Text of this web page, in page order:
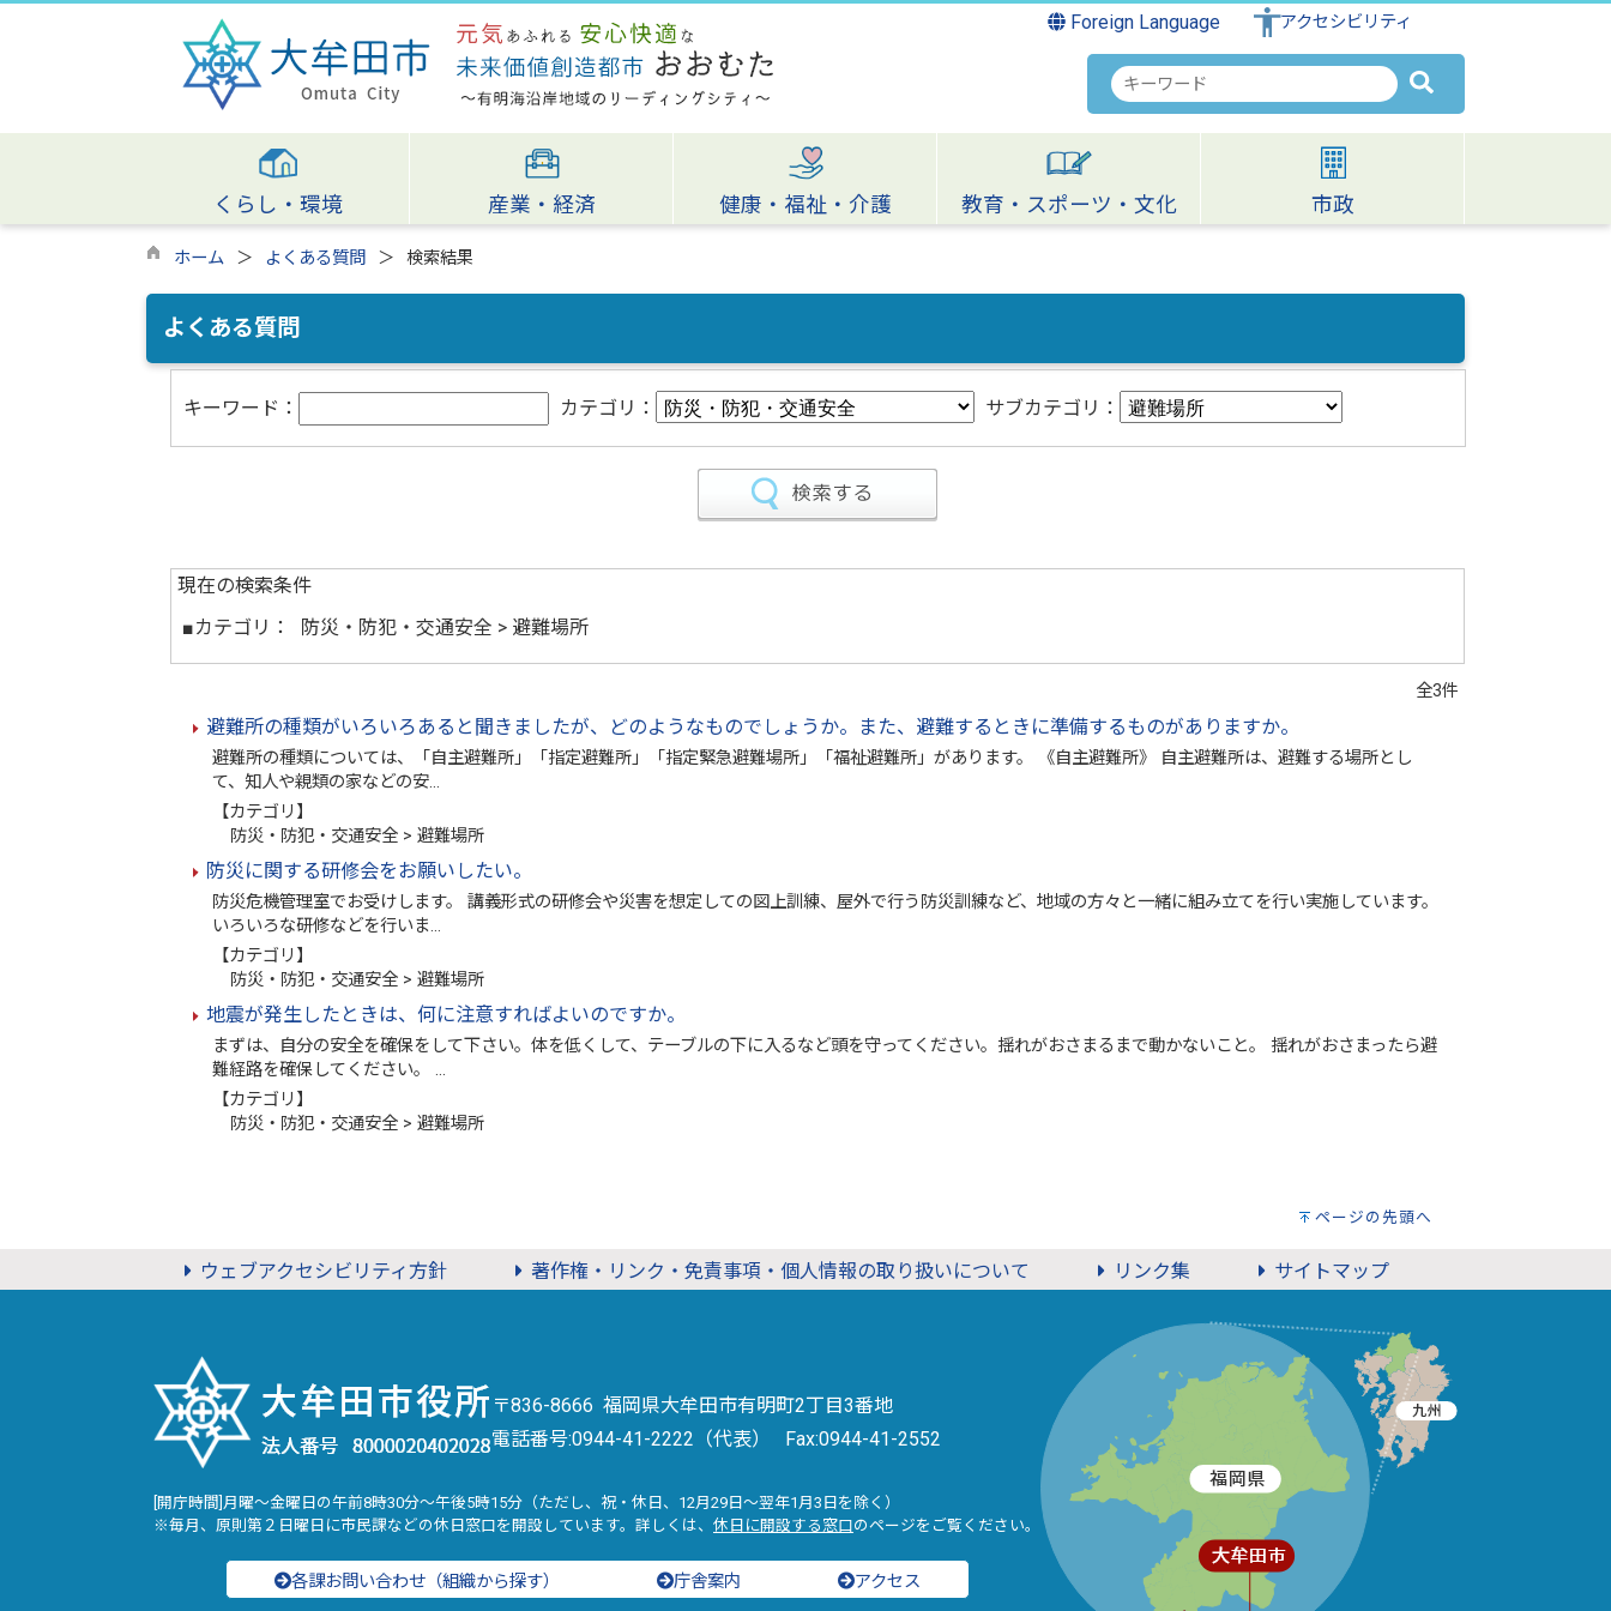
Foreign Language アクセシビリティ
検
索
キ
ワ
ー
くらし・環境 産業・経済 健康・福祉・介護 教育・スポーツ・文化 市政
ホーム よくある質問 検索結果
よくある質問
キーワード： カテゴリ： サブカテゴリ：
現在の検索条件
■カテゴリ：
防災・防犯・交通安全 > 避難場所
全3件
避難所の種類がいろいろあると聞きましたが、どのようなものでしょうか。また、避難するときに準備するものがありますか。
避難所の種類については、「自主避難所」「指定避難所」「指定緊急避難場所」「福祉避難所」があります。 《自主避難所》 自主避難所は、避難する場所とし
て、知人や親類の家などの安…
【カテゴリ】
防災・防犯・交通安全 > 避難場所
防災に関する研修会をお願いしたい。
防災危機管理室でお受けします。 講義形式の研修会や災害を想定しての図上訓練、屋外で行う防災訓練など、地域の方々と一緒に組み立てを行い実施しています。
いろいろな研修などを行いま…
【カテゴリ】
防災・防犯・交通安全 > 避難場所
地震が発生したときは、何に注意すればよいのですか。
まずは、自分の安全を確保をして下さい。体を低くして、テーブルの下に入るなど頭を守ってください。揺れがおさまるまで動かないこと。 揺れがおさまったら避
難経路を確保してください。 …
【カテゴリ】
防災・防犯・交通安全 > 避難場所
ページの先頭へ
ウェブアクセシビリティ方針 著作権・リンク・免責事項・個人情報の取り扱いについて リンク集 サイトマップ
〒836-8666 福岡県大牟田市有明町2丁目3番地
電話番号:0944-41-2222（代表） Fax:0944-41-2552
[開庁時間]月曜～金曜日の午前8時30分～午後5時15分（ただし、祝・休日、12月29日～翌年1月3日を除く）
※毎月、原則第２日曜日に市民課などの休日窓口を開設しています。詳しくは、 休日に開設する窓口のページをご覧ください。
各課お問い合わせ（組織から探す） 庁舎案内 アクセス